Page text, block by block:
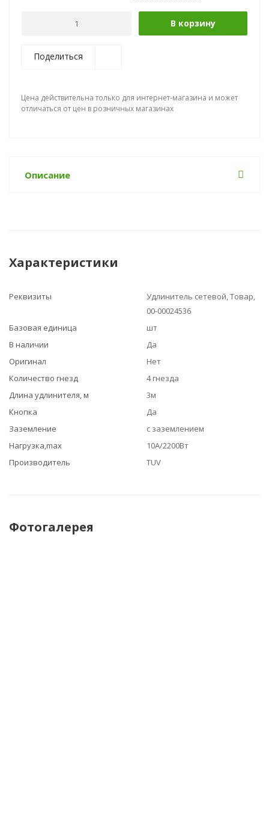
В корзину
Поделиться
Цена действительна только для интернет-магазина и может
отличаться от цен в розничных магазинах
Описание
Характеристики
Реквизиты
Удлинитель сетевой, Товар,
00-00024536
Базовая единица
шт
В наличии
Да
Оригинал
Нет
Количество гнезд
4 гнезда
Длина удлинителя, м
3м
Кнопка
Да
Заземление
с заземлением
Нагрузка,max
10A/2200Вт
Производитель
TUV
Фотогалерея